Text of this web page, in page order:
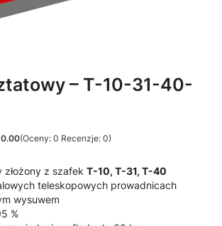
– T-10-31-40-
0.00(Oceny: 0 Recenzje: 0)
złożony z szafek T-10, T-31, T-40
teleskopowych prowadnicach
wysuwem
%